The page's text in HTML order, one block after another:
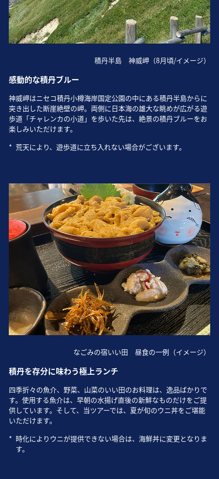
積丹半島 神威岬（8月頃/イメージ）
感動的な積丹ブルー
神威岬はニセコ積丹小樽海岸国定公園の中にある積丹半島からに
突き出した断崖絶壁の岬。両側に日本海の雄大な眺めが広がる遊
歩道「チャレンカの小道」を歩いた先は、絶景の積丹ブルーをお
楽しみいただけます。
* 荒天により、遊歩道に立ち入れない場合がございます。
なごみの宿いい田 昼食の一例（イメージ）
積丹を存分に味わう極上ランチ
四季折々の魚介、野菜、山菜のいい田のお料理は、逸品ばかりで
す。使用する魚介は、早朝の水揚げ直後の新鮮なものだけをご提
供しています。そして、当ツアーでは、夏が旬のウニ丼をご堪能
いただけます。
* 時化によりウニが提供できない場合は、海鮮丼に変更となりま
す。